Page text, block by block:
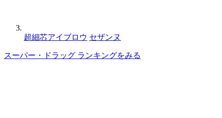
超細芯アイブロウ セザンヌ
スーパー・ドラッグ ランキングをみる